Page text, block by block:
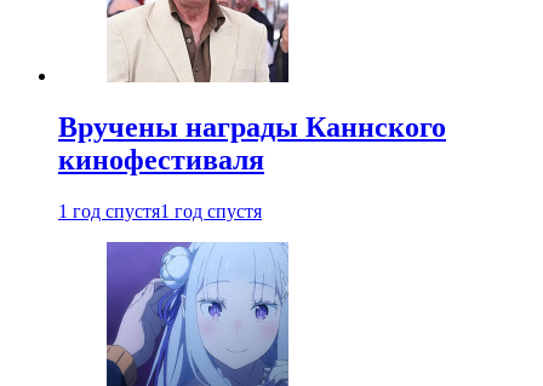
Вручены награды Каннского
кинофестиваля
1 год спустя1 год спустя